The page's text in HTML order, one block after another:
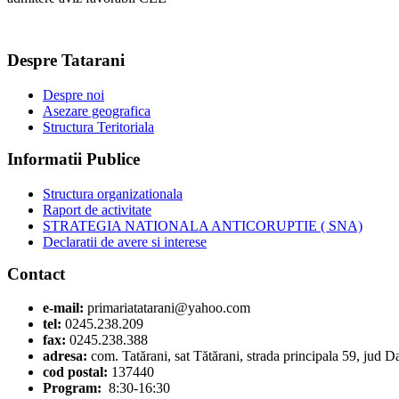
Despre Tatarani
Despre noi
Asezare geografica
Structura Teritoriala
Informatii Publice
Structura organizationala
Raport de activitate
STRATEGIA NATIONALA ANTICORUPTIE ( SNA)
Declaratii de avere si interese
Contact
e-mail: primariatatarani@yahoo.com
tel: 0245.238.209
fax: 0245.238.388
adresa: com. Tatărani, sat Tătărani, strada principala 59, jud
cod postal: 137440
Program: 8:30-16:30